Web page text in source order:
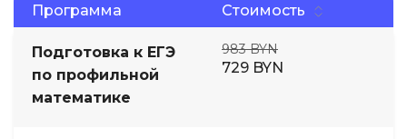
Программа Стоимость
Подготовка к ЕГЭ
по профильной
математике
983 BYN
729 BYN